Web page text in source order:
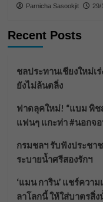
Parnicha Sasookjit 29/
Recent Posts
ชลประทานเชียงใหม่เ
ยังไม่ล้นตลิ่ง
ฟาดลุคใหม่! “แบม พิ
แฟนๆ แกะท่า #นอกจ
กรมชลฯ รับฟังประชา
ระบายน้ำศรีสองรักฯ
‘แมน การิน’ แชร์ควา
ลาโลกนี้ ให้ใส่บาตรสิ่